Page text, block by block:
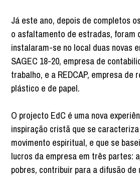
Já este ano, depois de completos
o asfaltamento de estradas, foram
instalaram-se no local duas novas
SAGEC 18-20, empresa de
trabalho, e a REDCAP, empresa de
plástico e de papel.
O projecto EdC é uma nova
inspiração cristã que se
movimento espiritual, e que se
lucros da empresa em três partes:
pobres, contribuir para a difusão de